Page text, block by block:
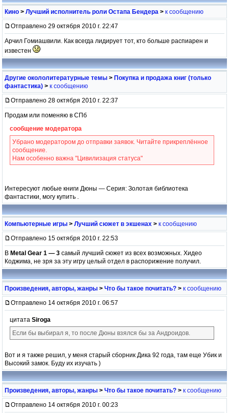
Кино > Лучший исполнитель роли Остапа Бендера > к сообщению
Отправлено 29 октября 2010 г. 22:47
Арчил Гомиашвили. Как всегда лидирует тот, кто больше распиарен и
известен
Другие окололитературные темы > Покупка и продажа книг (только
фантастика) > к сообщению
Отправлено 28 октября 2010 г. 22:37
Продам или поменяю в СПб
сообщение модератора
Убрано модератором до отправки заявок. Читайте прикреплённое
сообщение.
Нам особенно важна "Цивилизация статуса"
Интересуют любые книги Дюны — Серия: Золотая библиотека
фантастики, могу купить .
Компьютерные игры > Лучший сюжет в экшенах > к сообщению
Отправлено 15 октября 2010 г. 22:53
В Metal Gear 1 — 3 самый лучший сюжет из всех возможных. Хидео
Коджима, не зря за эту игру целый отдел в распорижение получил.
Произведения, авторы, жанры > Что бы такое почитать? > к сообщению
Отправлено 14 октября 2010 г. 06:57
цитата Siroga
Если бы выбирал я, то после Дюны взялся бы за Андроидов.
Вот и я также решил, у меня старый сборник Дика 92 года, там еще Убик и
Высокий замок. Буду их изучать )
Произведения, авторы, жанры > Что бы такое почитать? > к сообщению
Отправлено 14 октября 2010 г. 00:23